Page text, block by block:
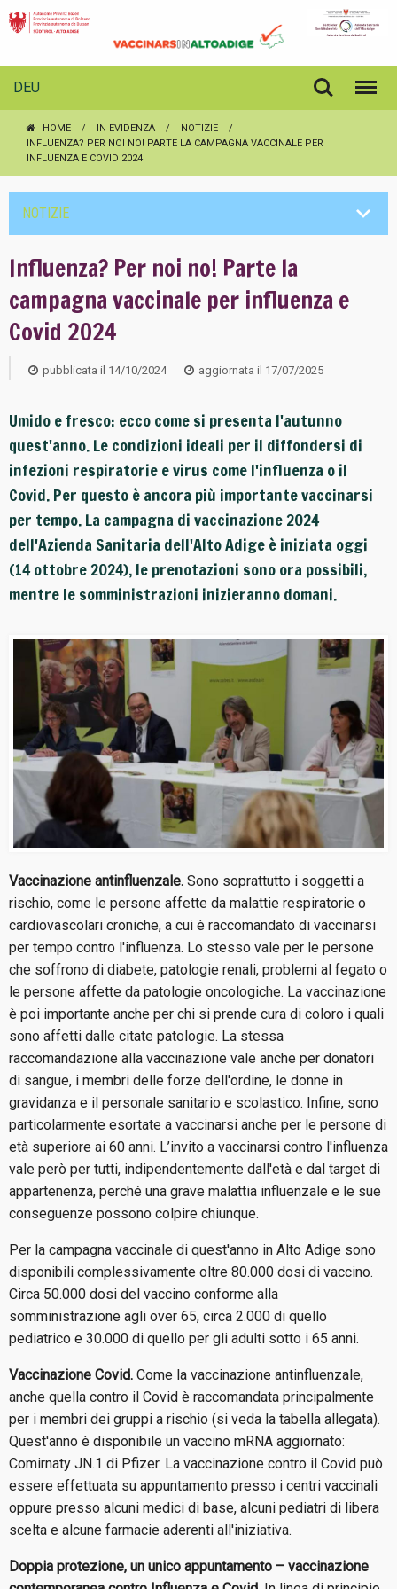
DEU
HOME IN EVIDENZA
NOTIZIE
INFLUENZA? PER NOI NO! PARTE LA CAMPAGNA VACCINALE PER
INFLUENZA E COVID 2024
NOTIZIE
Influenza? Per noi no! Parte la
campagna vaccinale per influenza e
Covid 2024
pubblicata il 14/10/2024 aggiornata il 17/07/2025
Umido e fresco: ecco come si presenta l'autunno
quest'anno. Le condizioni ideali per il diffondersi di
infezioni respiratorie e virus come l'influenza o il
Covid. Per questo è ancora più importante vaccinarsi
per tempo. La campagna di vaccinazione 2024
dell'Azienda Sanitaria dell'Alto Adige è iniziata oggi
(14 ottobre 2024), le prenotazioni sono ora possibili,
mentre le somministrazioni inizieranno domani.
Vaccinazione antinfluenzale. Sono soprattutto i soggetti a
rischio, come le persone affette da malattie respiratorie o
cardiovascolari croniche, a cui è raccomandato di vaccinarsi
per tempo contro l'influenza. Lo stesso vale per le persone
che soffrono di diabete, patologie renali, problemi al fegato o
le persone affette da patologie oncologiche. La vaccinazione
è poi importante anche per chi si prende cura di coloro i quali
sono affetti dalle citate patologie. La stessa
raccomandazione alla vaccinazione vale anche per donatori
di sangue, i membri delle forze dell'ordine, le donne in
gravidanza e il personale sanitario e scolastico. Infine, sono
particolarmente esortate a vaccinarsi anche per le persone di
età superiore ai 60 anni. L’invito a vaccinarsi contro l'influenza
vale però per tutti, indipendentemente dall'età e dal target di
appartenenza, perché una grave malattia influenzale e le sue
conseguenze possono colpire chiunque.
Per la campagna vaccinale di quest'anno in Alto Adige sono
disponibili complessivamente oltre 80.000 dosi di vaccino.
Circa 50.000 dosi del vaccino conforme alla
somministrazione agli over 65, circa 2.000 di quello
pediatrico e 30.000 di quello per gli adulti sotto i 65 anni.
Vaccinazione Covid. Come la vaccinazione antinfluenzale,
anche quella contro il Covid è raccomandata principalmente
per i membri dei gruppi a rischio (si veda la tabella allegata).
Quest'anno è disponibile un vaccino mRNA aggiornato:
Comirnaty JN.1 di Pfizer. La vaccinazione contro il Covid può
essere effettuata su appuntamento presso i centri vaccinali
oppure presso alcuni medici di base, alcuni pediatri di libera
scelta e alcune farmacie aderenti all'iniziativa.
Doppia protezione, un unico appuntamento – vaccinazione